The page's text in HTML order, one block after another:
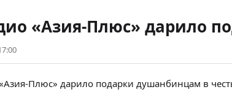
«Азия-Плюс» дарило